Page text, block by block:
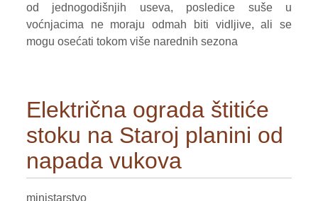
prve
klase,
ugrožen
godine
od jednogodišnjih useva, posledice suše u
voćnjacima ne moraju odmah biti vidljive, ali se
mogu osećati tokom više narednih sezona
Električna ograda štitiće
stoku na Staroj planini od
napada vukova
ministarstvo